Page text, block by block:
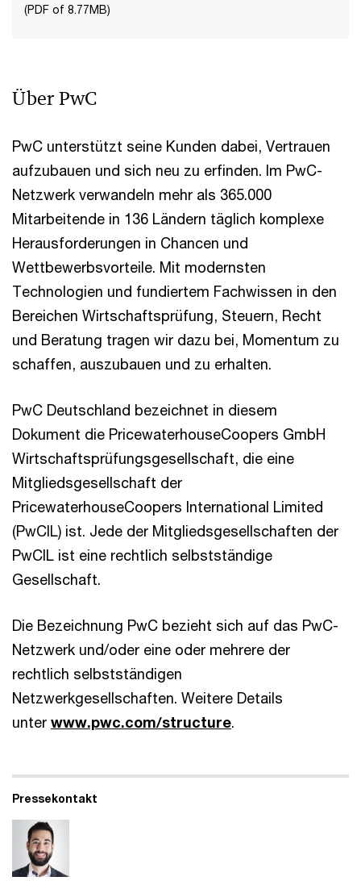
(PDF of 8.77MB)
Über PwC
PwC unterstützt seine Kunden dabei, Vertrauen
aufzubauen und sich neu zu erfinden. Im PwC-
Netzwerk verwandeln mehr als 365.000
Mitarbeitende in 136 Ländern täglich komplexe
Herausforderungen in Chancen und
Wettbewerbsvorteile. Mit modernsten
Technologien und fundiertem Fachwissen in den
Bereichen Wirtschaftsprüfung, Steuern, Recht
und Beratung tragen wir dazu bei, Momentum zu
schaffen, auszubauen und zu erhalten.
PwC Deutschland bezeichnet in diesem
Dokument die PricewaterhouseCoopers GmbH
Wirtschaftsprüfungsgesellschaft, die eine
Mitgliedsgesellschaft der
PricewaterhouseCoopers International Limited
(PwCIL) ist. Jede der Mitgliedsgesellschaften der
PwCIL ist eine rechtlich selbstständige
Gesellschaft.
Die Bezeichnung PwC bezieht sich auf das PwC-
Netzwerk und/oder eine oder mehrere der
rechtlich selbstständigen
Netzwerkgesellschaften. Weitere Details
unter www.pwc.com/structure.
Pressekontakt